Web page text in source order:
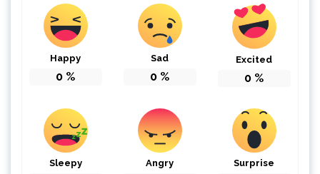
Happy
0 %
Sad
0 %
Excited
0 %
Sleepy Angry Surprise